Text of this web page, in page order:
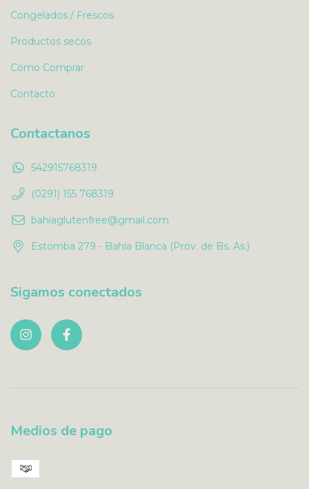
Congelados / Frescos
Productos secos
Cómo Comprar
Contacto
Contactanos
542915768319
(0291) 155 768319
bahiaglutenfree@gmail.com
Estomba 279 - Bahía Blanca (Prov. de Bs. As.)
Sigamos conectados
Medios de pago